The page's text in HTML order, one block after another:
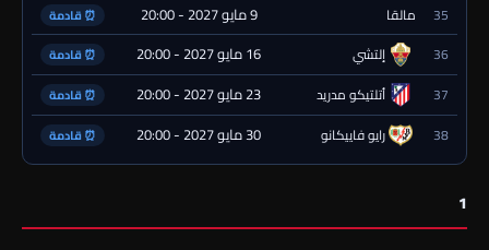
35 مالقا 9 مايو 2027 - 20:00 ⏰ قادمة
36 إلتشي 16 مايو 2027 - 20:00 ⏰ قادمة
37 أتلتيكو مدريد 23 مايو 2027 - 20:00 ⏰ قادمة
38 رايو فاييكانو 30 مايو 2027 - 20:00 ⏰ قادمة
1